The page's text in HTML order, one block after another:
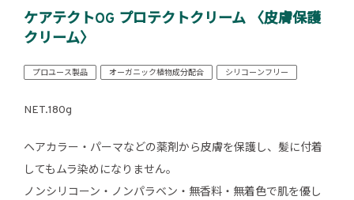
ケアテクトOG プロテクトクリーム 〈皮膚保護
クリーム〉
プロユース製品 オーガニック植物成分配合 シリコーンフリー
NET.180g
ヘアカラー・パーマなどの薬剤から皮膚を保護し、髪に付着
してもムラ染めになりません。
ノンシリコーン・ノンパラベン・無香料・無着色で肌を優し